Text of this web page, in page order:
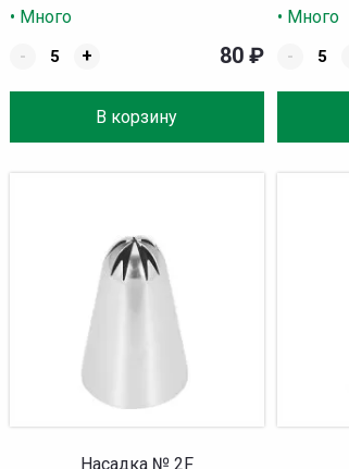
• Много
-
+
В корзину
80 ₽
• Много
-
Насадка № 2F